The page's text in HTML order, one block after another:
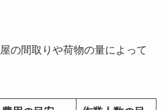
の間取りや荷物の量によって